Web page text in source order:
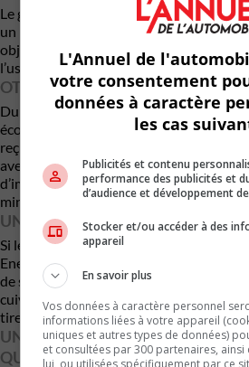
Le gouvernement du Québec a
un prêt de 150 M$, partiellement
objectifs sont atteints, notamment le
l’usine de Granby.
OTTAWA POURRAIT AUSSI
Du côté fédéral, Innovation, Sciences
économique Canada confirme que Volta
reçu de fonds, mais que le
avec l’entreprise. Le projet pourrait être
d’impôt pour la fabrication propre, liés
minéraux critiques.
UN PARI SUR LE STOCKAGE
Si le marché des VÉ a ralenti en 2025
Energy observe une forte hausse de la
de stockage d’énergie, qui utilisent elles
cuivre. Un créneau qui pourrait
tirer son épingle du jeu à court terme.
UN SIGNAL RASSURANT POUR
QUÉBÉCOISE
L'Annuel de
votre consentement
données à caractère
les cas
Publicités et contenu
performance des publicités et
d’audience et développement
Stocker et/ou accéder à des
appareil
En savoir plus
Vos données à caractère personnel
informations liées à votre appareil
uniques et autres types de données)
et consultées par 300 partenaires,
lui, ou utilisées spécifiquement par ce